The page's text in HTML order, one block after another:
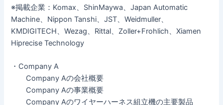
※掲載企業：Komax、ShinMaywa、Japan Automatic
Machine、Nippon Tanshi、JST、Weidmuller、
KMDIGITECH、Wezag、Rittal、Zoller+Frohlich、Xiamen
Hiprecise Technology
・Company A
Company Aの会社概要
Company Aの事業概要
Company Aのワイヤーハーネス組立機の主要製品